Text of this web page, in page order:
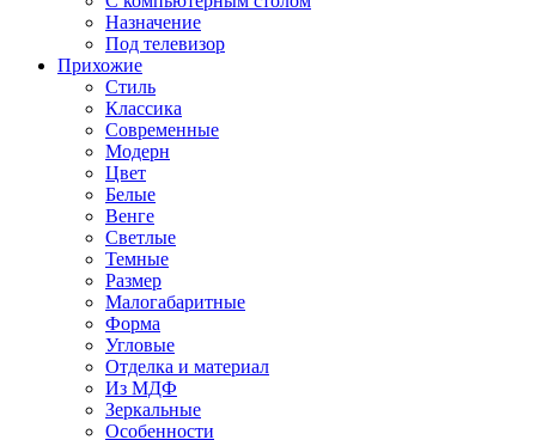
Назначение
Под телевизор
Прихожие
Стиль
Классика
Современные
Модерн
Цвет
Белые
Венге
Светлые
Темные
Размер
Малогабаритные
Форма
Угловые
Отделка и материал
Из МДФ
Зеркальные
Особенности